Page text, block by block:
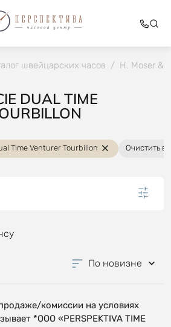
швейцарских часов / H. Moser &
DUAL TIME
Time Venturer Tourbillon Очистить
По новизне
комиссии на условиях
*OOO «PERSPEKTIVA TIME